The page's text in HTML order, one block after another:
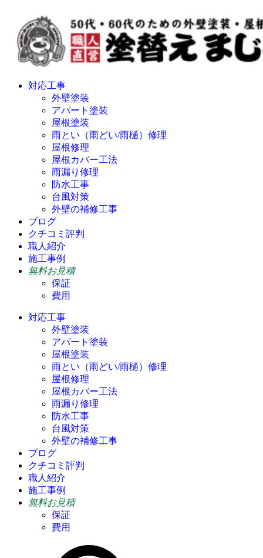
対応工事
外壁塗装
アパート塗装
屋根塗装
雨とい（雨どい/雨樋）修理
屋根修理
屋根カバー工法
雨漏り修理
防水工事
台風対策
外壁の補修工事
ブログ
クチコミ評判
職人紹介
施工事例
無料お見積
保証
費用
対応工事
外壁塗装
アパート塗装
屋根塗装
雨とい（雨どい/雨樋）修理
屋根修理
屋根カバー工法
雨漏り修理
防水工事
台風対策
外壁の補修工事
ブログ
クチコミ評判
職人紹介
施工事例
無料お見積
保証
費用